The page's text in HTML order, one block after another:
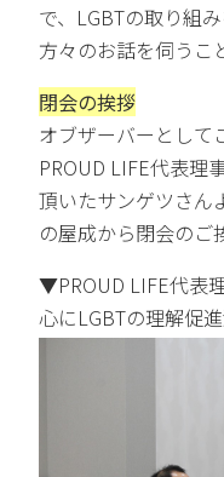
で、LGBTの取り組
方々のお話を伺うこ
閉会の挨拶
オブザーバーとして
PROUD LIFE代表理
頂いたサンゲツさん
の屋成から閉会のご
▼PROUD LIFE代表
心にLGBTの理解促